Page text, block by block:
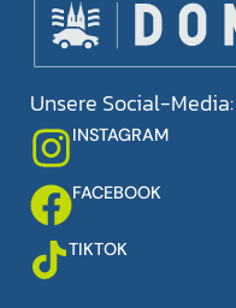
Unsere Social-Media:
INSTAGRAM
FACEBOOK
TIKTOK